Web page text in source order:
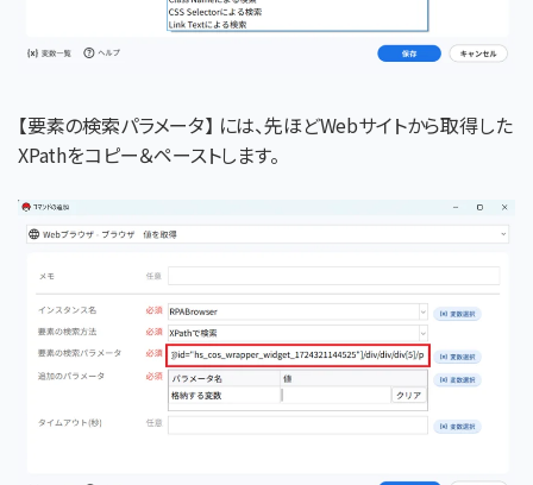
【要素の検索パラメータ】 には、先ほどWebサイトから取得した
XPathをコピー＆ペーストします。